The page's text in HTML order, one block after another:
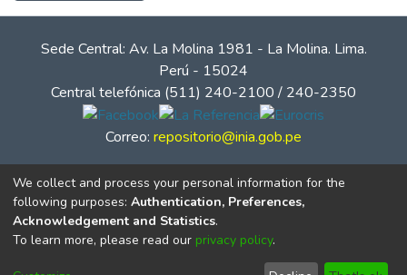
Sede Central: Av. La Molina 1981 - La Molina. Lima.
Perú - 15024
Central telefónica (511) 240-2100 / 240-2350
Correo: repositorio@inia.gob.pe
We collect and process your personal information for the
following purposes: Authentication, Preferences,
Acknowledgement and Statistics.
To learn more, please read our privacy policy.